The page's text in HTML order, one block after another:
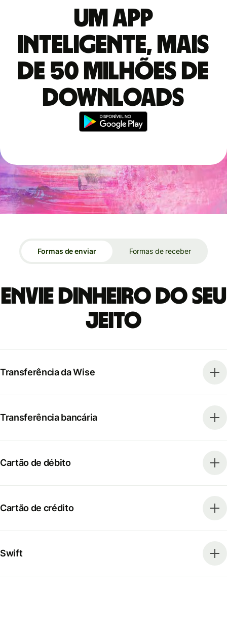
Um app
inteligente, mais
de 50 milhões de
downloads
Formas de enviar Formas de receber
Envie dinheiro do seu
jeito
Transferência da Wise
Transferência bancária
Cartão de débito
Cartão de crédito
Swift